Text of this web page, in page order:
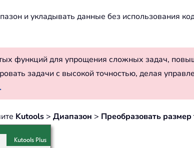
и укладывать данные без использования
функций для упрощения сложных задач,
задачи с высокой точностью, делая
Kutools > Диапазон > Преобразовать